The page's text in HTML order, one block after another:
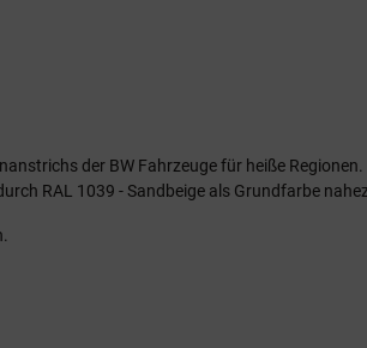
der BW Fahrzeuge für heiße Regionen.
RAL 1039 - Sandbeige als Grundfarbe